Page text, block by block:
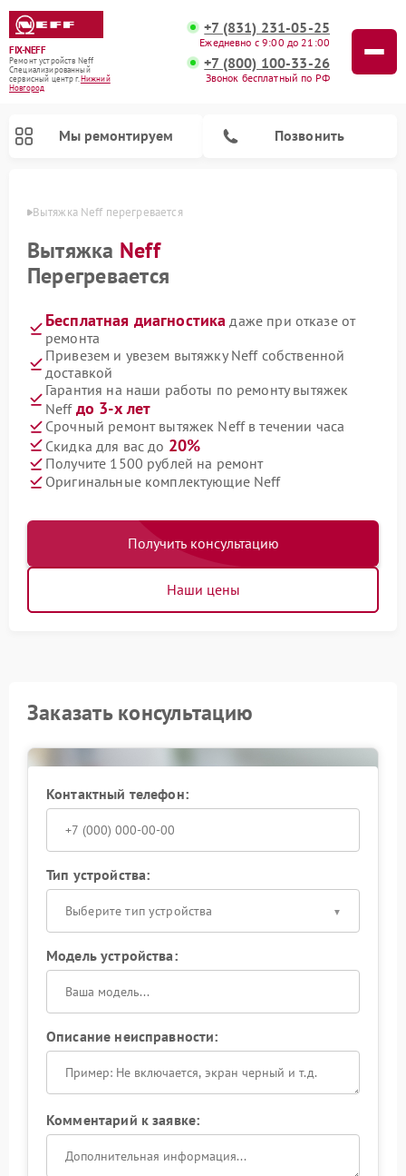
FIX-NEFF
Ремонт устройств Neff
Специализированный
cервисный центр г.Нижний
Новгород
+7 (831) 231-05-25
Ежедневно с 9:00 до 21:00
+7 (800) 100-33-26
Звонок бесплатный по РФ
Мы ремонтируем Позвонить
Вытяжка Neff перегревается
Вытяжка Neff
Перегревается
Бесплатная диагностика даже при отказе от
ремонта
Привезем и увезем вытяжку Neff собственной
доставкой
Гарантия на наши работы по ремонту вытяжек
Neff до 3-х лет
Срочный ремонт вытяжек Neff в течении часа
Скидка для вас до 20%
Получите 1500 рублей на ремонт
Оригинальные комплектующие Neff
Получить консультацию
Наши цены
Заказать консультацию
Контактный телефон:
Тип устройства:
Выберите тип устройства
Модель устройства:
Описание неисправности:
Комментарий к заявке: